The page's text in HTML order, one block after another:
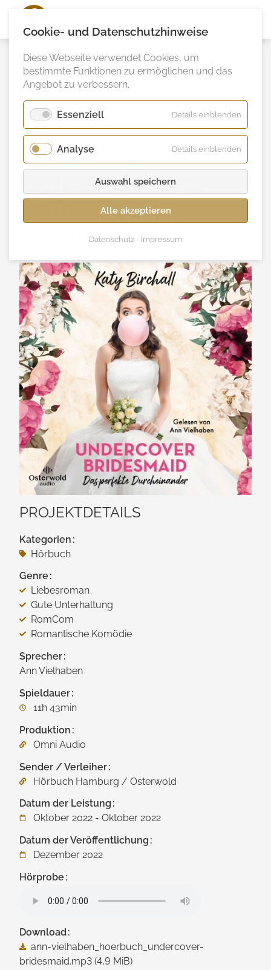
Undercover
Bridesmaid – Das
perfekte
Durcheinander
PROJEKTDETAILS
Kategorien
Hörbuch
Genre
Liebesroman
Gute Unterhaltung
RomCom
Romantische Komödie
Sprecher
Ann Vielhaben
Spieldauer
11h 43min
Produktion
Omni Audio
Sender / Verleiher
Hörbuch Hamburg / Osterwold
Datum der Leistung
Oktober 2022 - Oktober 2022
Datum der Veröffentlichung
Dezember 2022
Hörprobe
Download
ann-vielhaben_hoerbuch_undercover-
bridesmaid.mp3 (4,9 MiB)
Cookie- und Datenschutzhinweise
Diese Webseite verwendet Cookies, um
bestimmte Funktionen zu ermöglichen und das
Angebot zu verbessern.
Essenziell Details einblenden
Analyse Details einblenden
Analyse
Auswahl speichern
Alle akzeptieren
Datenschutz Impressum